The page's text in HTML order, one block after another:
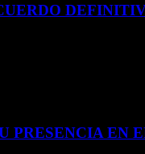
PRESENCIA EN